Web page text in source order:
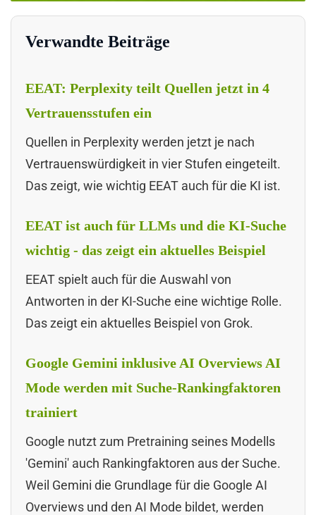
Verwandte Beiträge
EEAT: Perplexity teilt Quellen jetzt in 4
Vertrauensstufen ein
Quellen in Perplexity werden jetzt je nach
Vertrauenswürdigkeit in vier Stufen eingeteilt.
Das zeigt, wie wichtig EEAT auch für die KI ist.
EEAT ist auch für LLMs und die KI-Suche
wichtig - das zeigt ein aktuelles Beispiel
EEAT spielt auch für die Auswahl von
Antworten in der KI-Suche eine wichtige Rolle.
Das zeigt ein aktuelles Beispiel von Grok.
Google Gemini inklusive AI Overviews AI
Mode werden mit Suche-Rankingfaktoren
trainiert
Google nutzt zum Pretraining seines Modells
'Gemini' auch Rankingfaktoren aus der Suche.
Weil Gemini die Grundlage für die Google AI
Overviews und den AI Mode bildet, werden